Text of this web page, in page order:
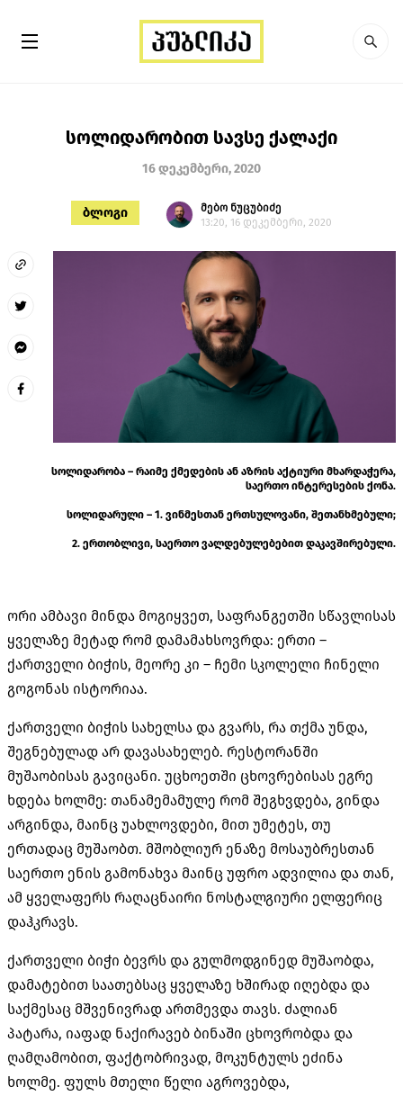
სოლიდარობით სავსე ქალაქი
16 დეკემბერი, 2020
ბლოგი
მებო ნუცუბიძე
13:20, 16 დეკემბერი, 2020
სოლიდარობა – რაიმე ქმედების ან აზრის აქტიური მხარდაჭერა,
საერთო ინტერესების ქონა.
სოლიდარული – 1. ვინმესთან ერთსულოვანი, შეთანხმებული;
2. ერთობლივი, საერთო ვალდებულებებით დაკავშირებული.
ორი ამბავი მინდა მოგიყვეთ, საფრანგეთში სწავლისას
ყველაზე მეტად რომ დამამახსოვრდა: ერთი –
ქართველი ბიჭის, მეორე კი – ჩემი სკოლელი ჩინელი
გოგონას ისტორიაა.
ქართველი ბიჭის სახელსა და გვარს, რა თქმა უნდა,
შეგნებულად არ დავასახელებ. რესტორანში
მუშაობისას გავიცანი. უცხოეთში ცხოვრებისას ეგრე
ხდება ხოლმე: თანამემამულე რომ შეგხვდება, გინდა
არგინდა, მაინც უახლოვდები, მით უმეტეს, თუ
ერთადაც მუშაობთ. მშობლიურ ენაზე მოსაუბრესთან
საერთო ენის გამონახვა მაინც უფრო ადვილია და თან,
ამ ყველაფერს რაღაცნაირი ნოსტალგიური ელფერიც
დაჰკრავს.
ქართველი ბიჭი ბევრს და გულმოდგინედ მუშაობდა,
დამატებით საათებსაც ყველაზე ხშირად იღებდა და
საქმესაც მშვენივრად ართმევდა თავს. ძალიან
პატარა, იაფად ნაქირავებ ბინაში ცხოვრობდა და
ღამღამობით, ფაქტობრივად, მოკუნტულს ეძინა
ხოლმე. ფულს მთელი წელი აგროვებდა,